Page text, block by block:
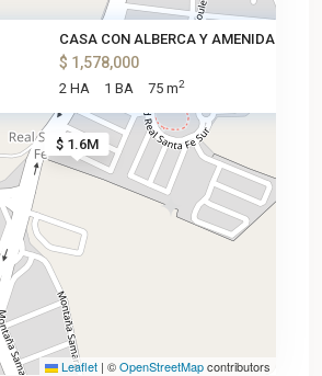
$ 1.6M
CASA CON ALBERCA Y AMENIDADES
$ 1,578,000
2 HA 1 BA 75 m2
Leaflet | ©OpenStreetMapcontributors